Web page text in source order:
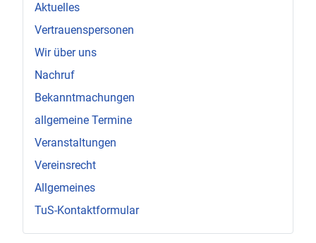
Aktuelles
Vertrauenspersonen
Wir über uns
Nachruf
Bekanntmachungen
allgemeine Termine
Veranstaltungen
Vereinsrecht
Allgemeines
TuS-Kontaktformular